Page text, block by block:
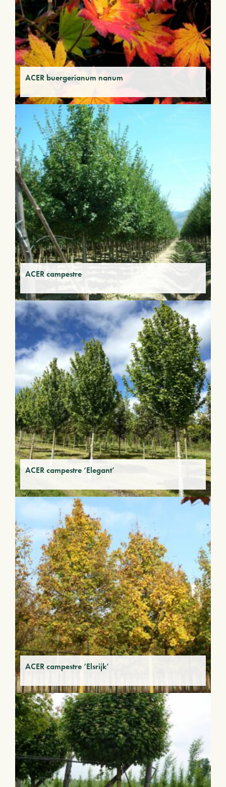
ACER buergerianum nanum
ACER campestre
ACER campestre ‘Elegant’
ACER campestre ‘Elsrijk’